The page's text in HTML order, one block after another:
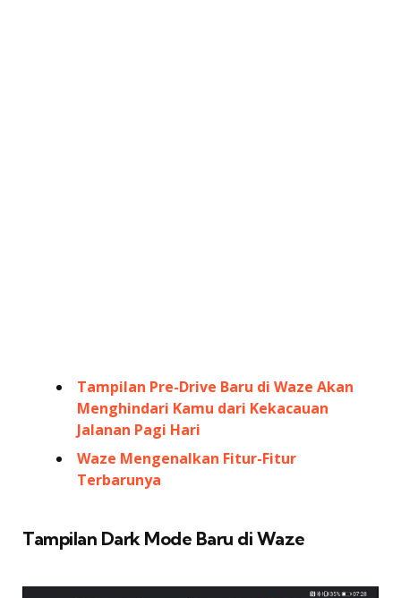
Tampilan Pre-Drive Baru di Waze Akan
Menghindari Kamu dari Kekacauan
Jalanan Pagi Hari
Waze Mengenalkan Fitur-Fitur
Terbarunya
Tampilan Dark Mode Baru di Waze